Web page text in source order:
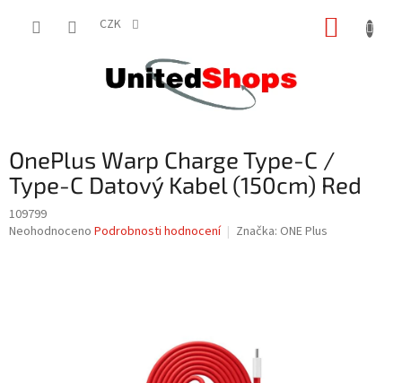
CZK
OnePlus Warp Charge Type-C /
Type-C Datový Kabel (150cm) Red
109799
Průměrné
Neohodnoceno Podrobnosti hodnocení Značka: ONE Plus